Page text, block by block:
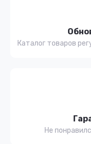
Каталог товаров
Не